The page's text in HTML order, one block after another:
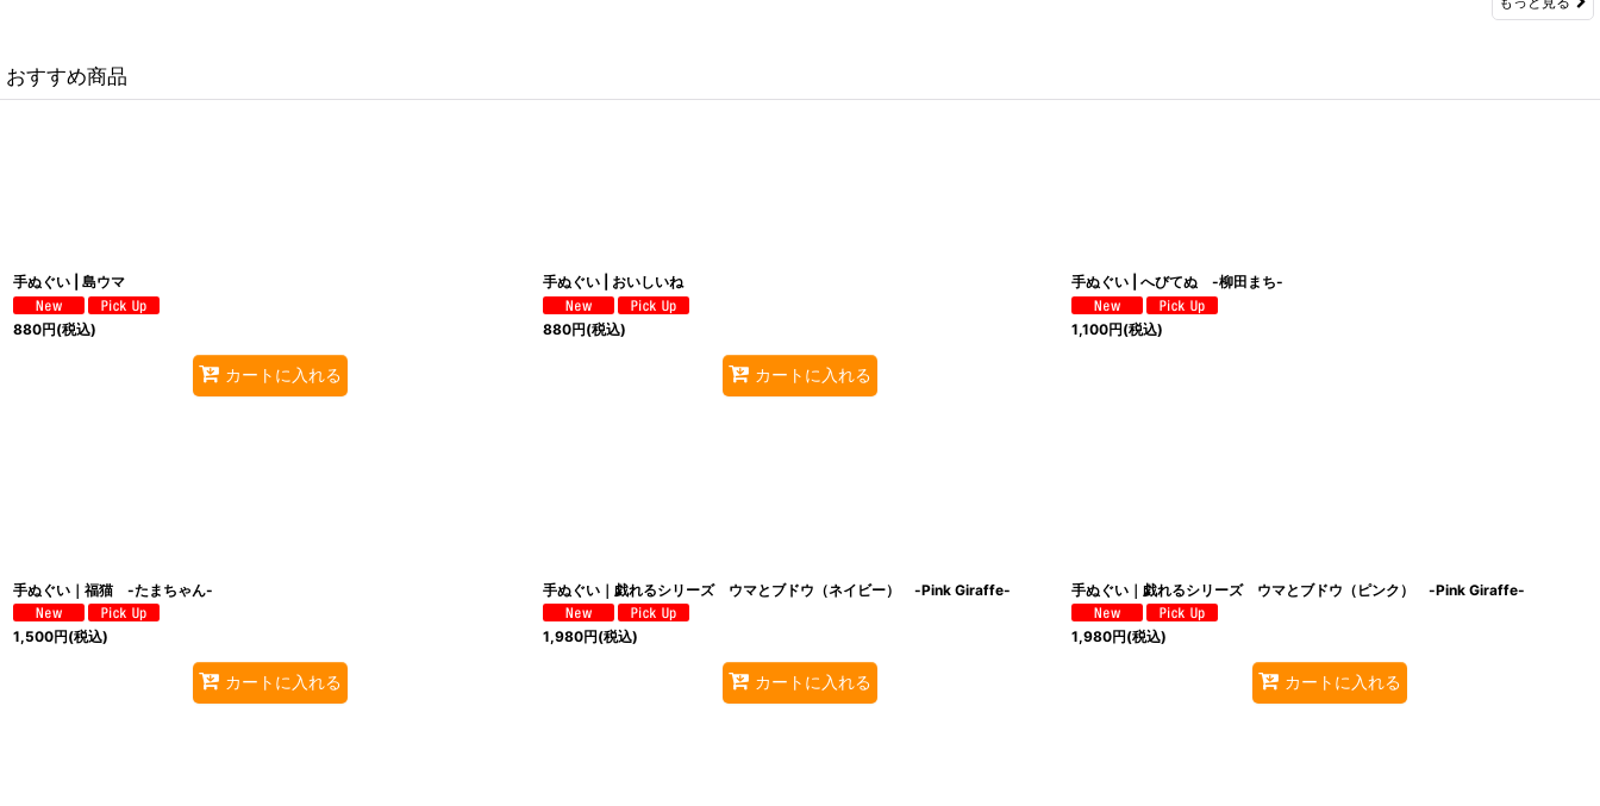
おすすめ商品
手ぬぐい | 島ウマ
880円(税込)
カートに入れる
手ぬぐい | おいしいね
880円(税込)
カートに入れる
手ぬぐい | へびてぬ -柳田まち-
1,100円(税込)
手ぬぐい｜福猫 -たまちゃん-
1,500円(税込)
カートに入れる
手ぬぐい｜戯れるシリーズ ウマとブドウ（ネイビー） -Pink Giraffe-
1,980円(税込)
カートに入れる
手ぬぐい｜戯れるシリーズ ウマとブドウ（ピンク） -Pink Giraffe-
1,980円(税込)
カートに入れる